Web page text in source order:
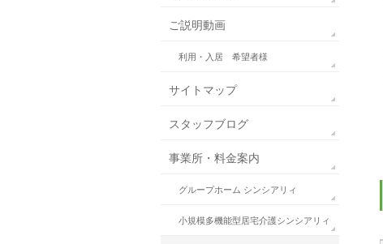
ご説明動画
利用・入居 希望者様
サイトマップ
スタッフブログ
事業所・料金案内
グループホーム シンシアリィ
小規模多機能型居宅介護シンシアリィ